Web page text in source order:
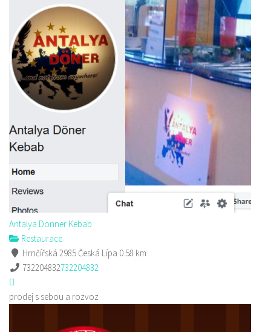
Antalya Donner Kebab
Restaurace
Hrnčířská 2985 Česká Lípa 0.58 km
732204832732204832
prodej s sebou a rozvoz